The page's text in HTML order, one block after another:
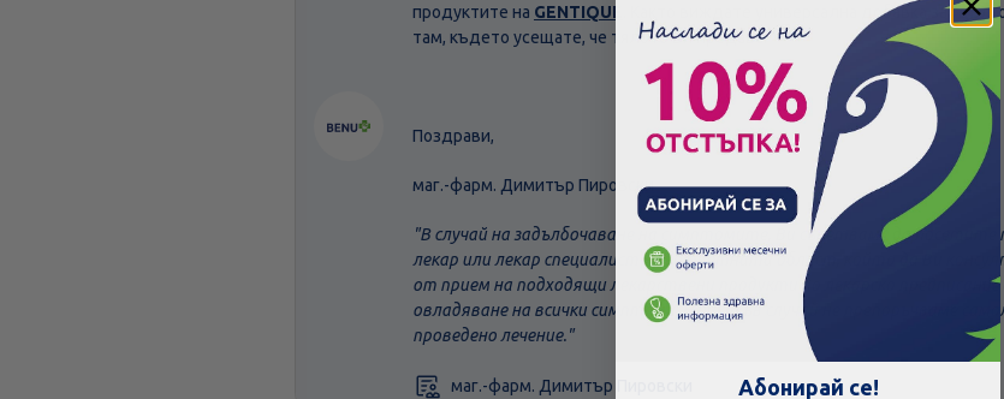
продуктите на GENTIQUE
. Както виждате универсална добавка за
там, където усещате, че тялото Ви предава.
Поздрави,
маг.-фарм. Димитър Пировски
"В случай на задълбочаване на симптомите, Ви съветваме да
лекар или лекар специалист в съответната област, който да Ви
от прием на подходящи лекарствени продукти по лекарско
овладяване на всички симптоми. В никакъв случай не препоръчваме
проведено лечение."
маг.-фарм. Димитър Пировски
Търсих друго
Абонирай се!